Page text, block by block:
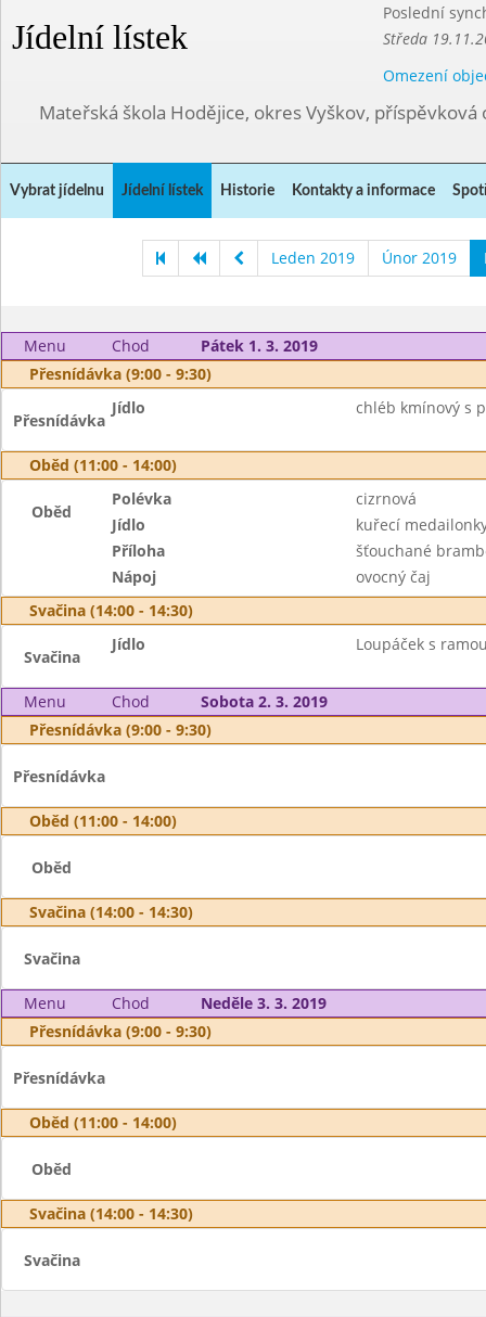
Jídelní lístek
Poslední
Středa
Omezení
Mateřská škola Hodějice, okres Vyškov, příspěvková
Vybrat jídelnu Jídelní lístek Historie Kontakty a informace
Leden 2019 Únor 2019
Menu Chod
Pátek 1. 3. 2019
Přesnídávka (9:00 - 9:30)
Přesnídávka
Jídlo chléb kmínový s
Oběd (11:00 - 14:00)
Oběd
Polévka
cizrnová
Jídlo
kuřecí
Příloha
šťouchané
Nápoj
ovocný čaj
Svačina (14:00 - 14:30)
Svačina
Jídlo Loupáček s
Menu Chod
Sobota 2. 3. 2019
Přesnídávka (9:00 - 9:30)
Přesnídávka
Oběd (11:00 - 14:00)
Oběd
Svačina (14:00 - 14:30)
Svačina
Menu Chod
Neděle 3. 3. 2019
Přesnídávka (9:00 - 9:30)
Přesnídávka
Oběd (11:00 - 14:00)
Oběd
Svačina (14:00 - 14:30)
Svačina